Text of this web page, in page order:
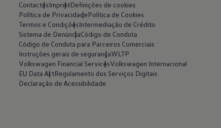
ContactosImprintDefinições de cookies
Política de PrivacidadePolítica de Cookies
Termos e CondiçõesIntermediação de Crédito
Sistema de DenúnciaCódigo de Conduta
Código de Conduta para Parceiros Comerciais
Instruções gerais de segurançaWLTP
Volkswagen Financial ServicesVolkswagen Internacional
EU Data ActRegulamento dos Serviços Digitais
Declaração de Acessibilidade